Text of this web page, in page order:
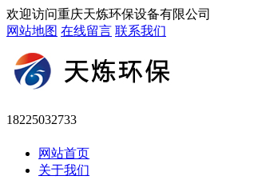
欢迎访问重庆天炼环保设备有限公司
网站地图 在线留言 联系我们
18225032733
网站首页
关于我们